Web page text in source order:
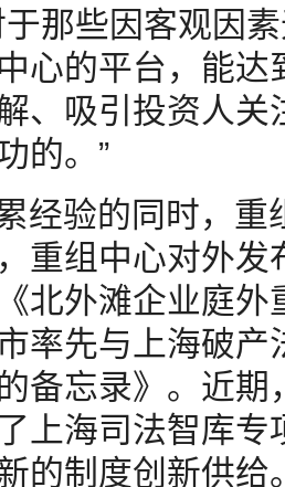
于那些因客观因
心的平台，能
、吸引投资人
的。”
经验的同时，
重组中心对外
北外滩企业庭
率先与上海破
备忘录》。近
上海司法智库
的制度创新供给